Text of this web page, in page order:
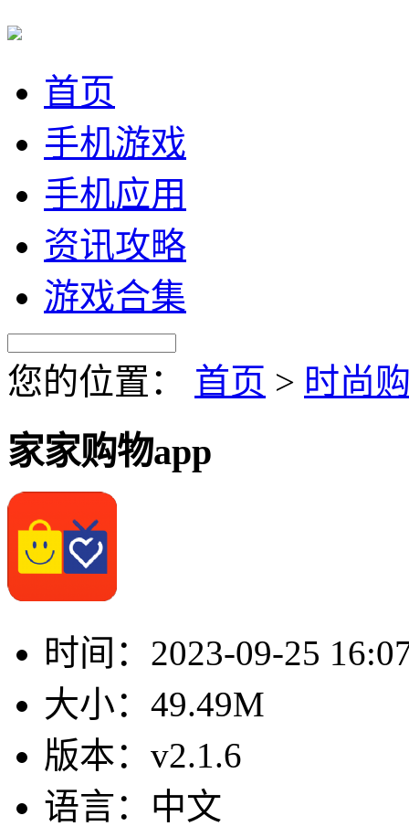
首页
手机游戏
手机应用
资讯攻略
游戏合集
您的位置： 首页 > 时尚
家家购物app
时间： 2023-09-25
大小： 49.49M
版本： v2.1.6
语言： 中文